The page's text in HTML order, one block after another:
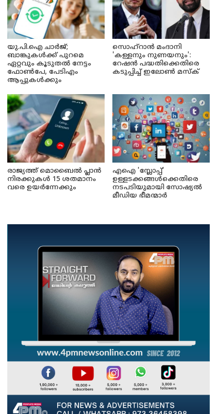
യു.പി.ഐ ചാർജ്;
ബാങ്കുകൾക്ക് പുറമെ
ഏറ്റവും കൂടുതൽ നേട്ടം
ഫോൺപേ, പേടിഎം
ആപ്പുകൾക്കും
സൊഹ്റാൻ മംദാനി
'കള്ളനും നുണയനും':
റേഷൻ പദ്ധതിക്കെതിരെ
കടുപ്പിച്ച് ഇലോൺ മസ്ക്
രാജ്യത്ത് മൊബൈൽ പ്ലാൻ
നിരക്കുകൾ 15 ശതമാനം
വരെ ഉയർന്നേക്കും
എഐ 'സ്ലോപ്പ്'
ഉള്ളടക്കങ്ങൾക്കെതിരെ
നടപടിയുമായി സോഷ്യൽ
മീഡിയ ഭീമന്മാർ